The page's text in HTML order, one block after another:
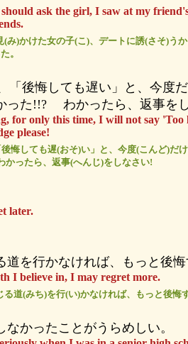
ask the girl, I saw at my
)かけた女の子(こ)、デートに誘(さそ)う
。
「後悔しても遅い」と、今度
った!!? わかったら、返事をし
for only this time, I will not say 'Too
please!
悔しても遅(おそ)い」と、今度(こんど)だ
ったら、返事(へんじ)をしなさい!
later.
を行かなければ、もっと後悔
I believe in, I may regret more.
道(みち)を行(い)かなければ、もっと後悔
かったことがうらめしい。